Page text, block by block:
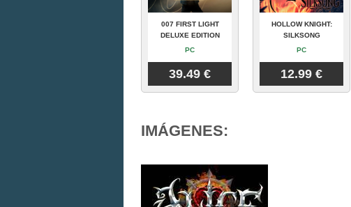
007 FIRST LIGHT
DELUXE EDITION
PC
39.49 €
HOLLOW KNIGHT:
SILKSONG
PC
12.99 €
IMÁGENES: